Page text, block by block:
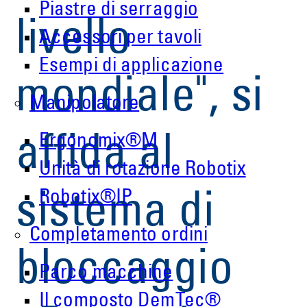
Piastre di serraggio
Accessori per tavoli
Esempi di applicazione
Manipolatore
Ergonomix®M
Unità di rotazione Robotix
Robotix®IP
Completamento ordini
Parco macchine
Il composto DemTec®
livello
mondiale", si
affida al
sistema di
bloccaggio